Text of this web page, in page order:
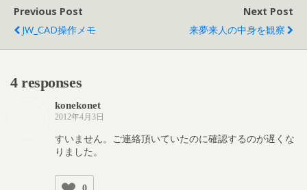
Previous Post
JW_CAD操作メモ
Next Post
来夢来人の中身を観察
4 responses
konekonet
2012年4月3日
すいません。ご連絡頂いていたのに確認するのが遅くな
りました。